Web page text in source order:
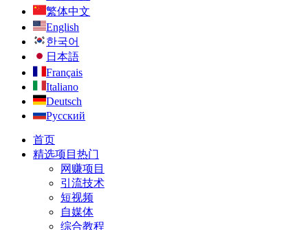
繁体中文
English
한국어
日本語
Français
Italiano
Deutsch
Русский
首页
精选项目 热门
网赚项目
引流技术
短视频
自媒体
综合教程